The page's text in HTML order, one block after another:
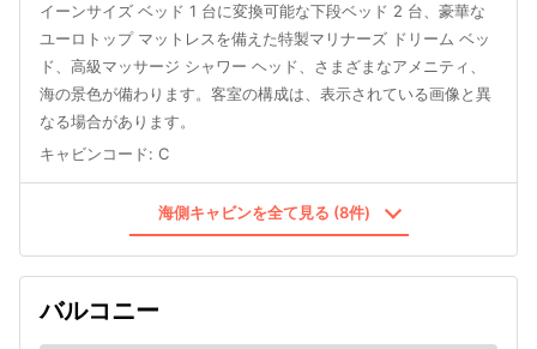
イーンサイズ ベッド 1 台に変換可能な下段ベッド 2 台、豪華な
ユーロトップ マットレスを備えた特製マリナーズ ドリーム ベッ
ド、高級マッサージ シャワー ヘッド、さまざまなアメニティ、
海の景色が備わります。客室の構成は、表示されている画像と異
なる場合があります。
キャビンコード: C
海側キャビンを全て見る (8件)
バルコニー